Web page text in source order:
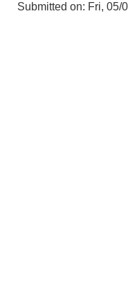
Submitted on: Fri, 05/